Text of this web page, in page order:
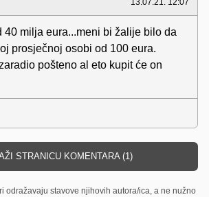
13.07.21. 12:07
40 milja eura...meni bi žalije bilo da
prosječnoj osobi od 100 eura.
pošteno al eto kupit će on
STRANICU KOMENTARA (1)
odražavaju stavove njihovih autora/ica, a ne nužno